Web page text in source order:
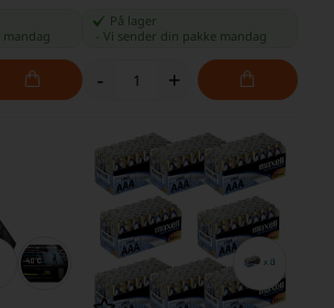
mandag
På lager
Vi sender din pakke mandag
- +